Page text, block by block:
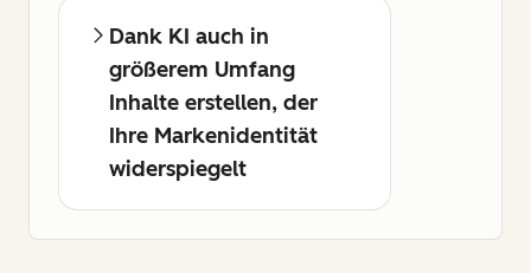
Dank KI auch in
größerem Umfang
Inhalte erstellen, der
Ihre Markenidentität
widerspiegelt